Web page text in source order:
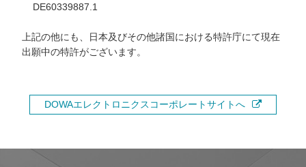
DE60339887.1
上記の他にも、日本及びその他諸国における特許庁にて現在
出願中の特許がございます。
DOWAエレクトロニクスコーポレートサイトへ